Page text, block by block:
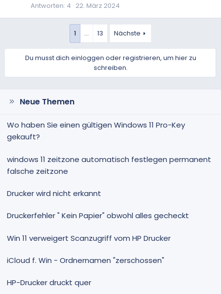
Antworten 4 22. März 2024
1 … 13 Nächste
Du musst dich einloggen oder registrieren, um hier zu
schreiben.
Neue Themen
Wo haben Sie einen gültigen Windows 11 Pro-Key
gekauft?
windows 11 zeitzone automatisch festlegen permanent
falsche zeitzone
Drucker wird nicht erkannt
Druckerfehler " Kein Papier" obwohl alles gecheckt
Win 11 verweigert Scanzugriff vom HP Drucker
iCloud f. Win - Ordnernamen "zerschossen"
HP-Drucker druckt quer